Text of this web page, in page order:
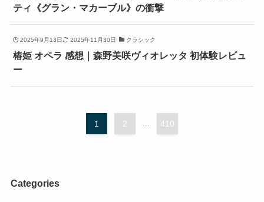
ティ《グラン・マカーブル》の衝撃
2025年9月13日 2025年11月30日 クラシック
椿姫 オペラ 感想｜森野美咲ヴィオレッタ 初体験レビュ
ー
1 2 ... 410
Categories